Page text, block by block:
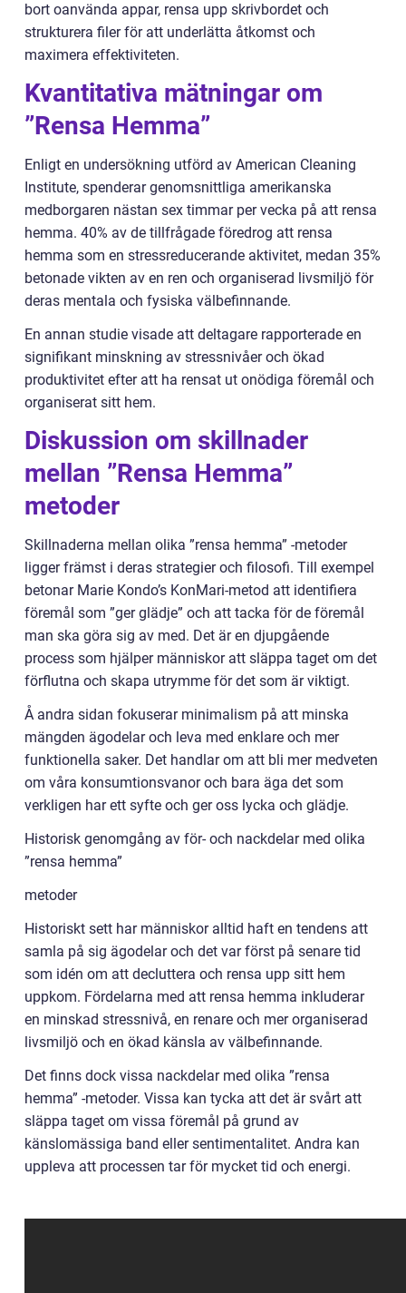
bort oanvända appar, rensa upp skrivbordet och
strukturera filer för att underlätta åtkomst och
maximera effektiviteten.
Kvantitativa mätningar om
”Rensa Hemma”
Enligt en undersökning utförd av American Cleaning
Institute, spenderar genomsnittliga amerikanska
medborgaren nästan sex timmar per vecka på att rensa
hemma. 40% av de tillfrågade föredrog att rensa
hemma som en stressreducerande aktivitet, medan 35%
betonade vikten av en ren och organiserad livsmiljö för
deras mentala och fysiska välbefinnande.
En annan studie visade att deltagare rapporterade en
signifikant minskning av stressnivåer och ökad
produktivitet efter att ha rensat ut onödiga föremål och
organiserat sitt hem.
Diskussion om skillnader
mellan ”Rensa Hemma”
metoder
Skillnaderna mellan olika ”rensa hemma” -metoder
ligger främst i deras strategier och filosofi. Till exempel
betonar Marie Kondo’s KonMari-metod att identifiera
föremål som ”ger glädje” och att tacka för de föremål
man ska göra sig av med. Det är en djupgående
process som hjälper människor att släppa taget om det
förflutna och skapa utrymme för det som är viktigt.
Å andra sidan fokuserar minimalism på att minska
mängden ägodelar och leva med enklare och mer
funktionella saker. Det handlar om att bli mer medveten
om våra konsumtionsvanor och bara äga det som
verkligen har ett syfte och ger oss lycka och glädje.
Historisk genomgång av för- och nackdelar med olika
”rensa hemma”
metoder
Historiskt sett har människor alltid haft en tendens att
samla på sig ägodelar och det var först på senare tid
som idén om att decluttera och rensa upp sitt hem
uppkom. Fördelarna med att rensa hemma inkluderar
en minskad stressnivå, en renare och mer organiserad
livsmiljö och en ökad känsla av välbefinnande.
Det finns dock vissa nackdelar med olika ”rensa
hemma” -metoder. Vissa kan tycka att det är svårt att
släppa taget om vissa föremål på grund av
känslomässiga band eller sentimentalitet. Andra kan
uppleva att processen tar för mycket tid och energi.